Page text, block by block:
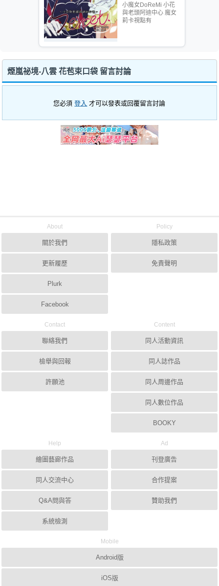
定至8/1
小魔女DoReMi 小花
與老頭阿迪中心 魔女
莉卡視點有
煙嵐祕境-八雲 花苞束口袋 留言討論
您必須登入 才可以發表或回覆留言討論
About
關於我們
更新履歷
Plurk
Facebook
Policy
隱私政策
免責聲明
Contact
聯絡我們
檢舉與回報
許願池
Content
同人活動資訊
同人誌作品
同人周邊作品
同人數位作品
BOOKY
Help
繪圖藝廊作品
同人交流中心
Q&A問與答
系統檢測
Ad
刊登廣告
合作提案
贊助我們
Mobile
Android版
iOS版